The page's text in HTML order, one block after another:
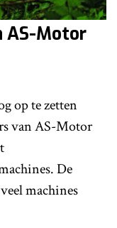
AS-Motor
op te zetten
van AS-Motor
De
machines